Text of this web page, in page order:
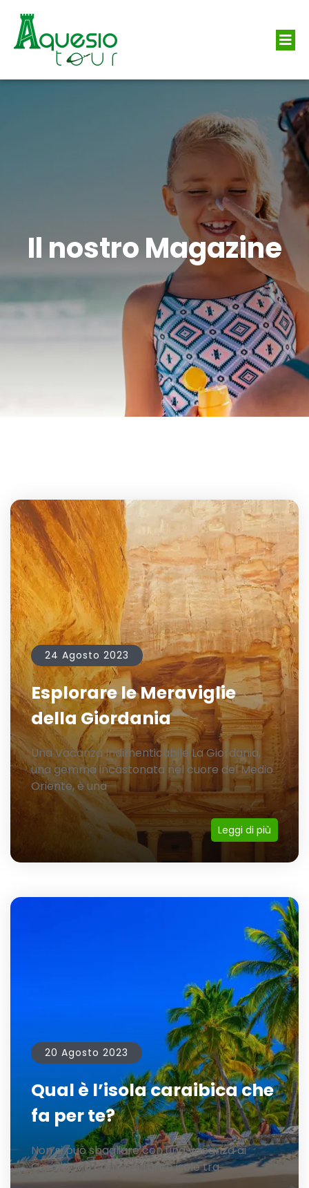
Il nostro Magazine
24 Agosto 2023
Esplorare le Meraviglie
della Giordania
Una Vacanza Indimenticabile La Giordania,
una gemma incastonata nel cuore del Medio
Oriente, è una
Leggi di più
20 Agosto 2023
Qual è l’isola caraibica che
fa per te?
Non si può sbagliare con una vacanza ai
Caraibi. Ma con così tante isole tra